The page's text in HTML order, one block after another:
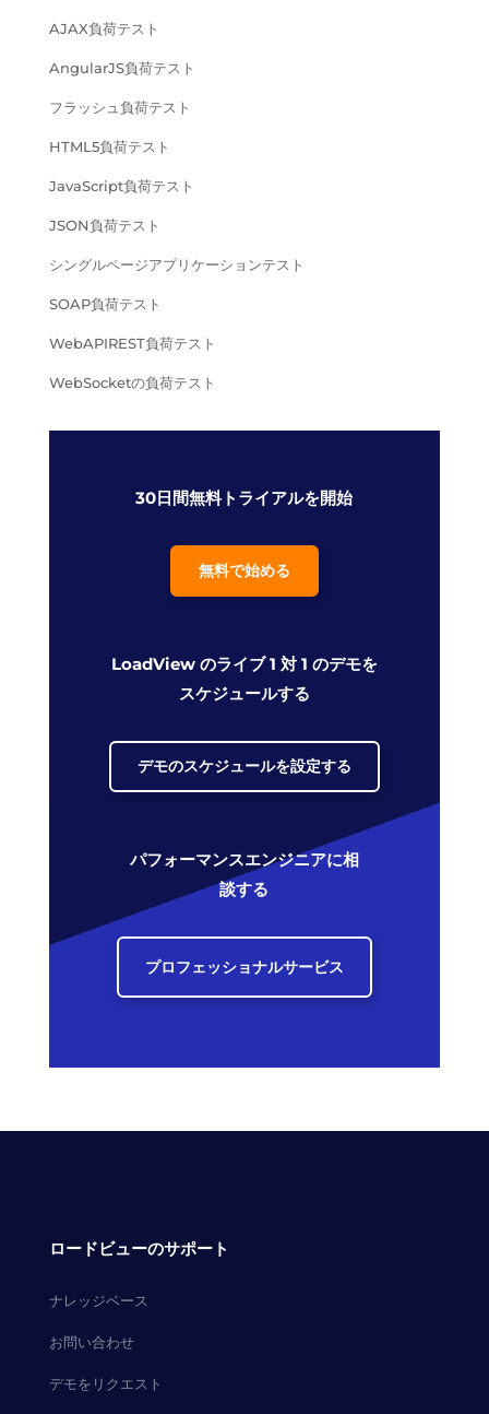
AJAX負荷テスト
AngularJS負荷テスト
フラッシュ負荷テスト
HTML5負荷テスト
JavaScript負荷テスト
JSON負荷テスト
シングルページアプリケーションテスト
SOAP負荷テスト
WebAPIREST負荷テスト
WebSocketの負荷テスト
30日間無料トライアルを開始
無料で始める
LoadView のライブ 1 対 1 のデモを
スケジュールする
デモのスケジュールを設定する
パフォーマンスエンジニアに相
談する
プロフェッショナルサービス
ロードビューのサポート
ナレッジベース
お問い合わせ
デモをリクエスト